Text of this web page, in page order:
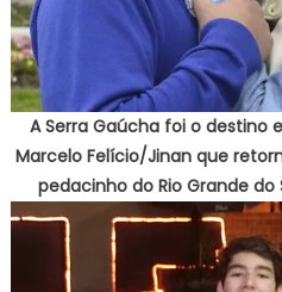
A Serra Gaúcha foi o destino
Marcelo Felício/Jinan que
pedacinho do Rio Grande